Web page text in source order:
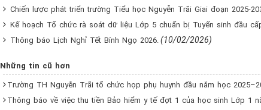
Chiến lược phát triển trường Tiểu học Nguyễn Trãi Giai đoạn 2025-
Kế hoạch Tổ chức rà soát dữ liệu Lớp 5 chuẩn bị Tuyển sinh đầu
Thông báo Lịch Nghỉ Tết Bính Ngọ 2026. (10/02/2026)
Những tin cũ hơn
Trường TH Nguyễn Trãi tổ chức họp phụ huynh đầu năm học
Thông báo về việc thu tiền Bảo hiểm y tế đợt 1 của học sinh Lớp 1